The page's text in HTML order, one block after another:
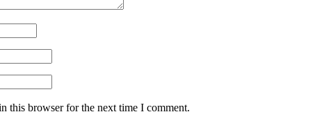
this browser for the next time I comment.